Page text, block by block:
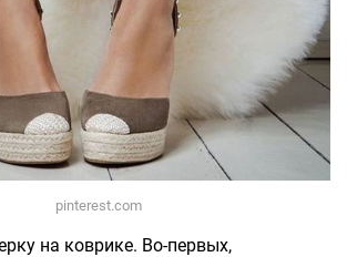
pinterest.com
на коврике. Во-первых,